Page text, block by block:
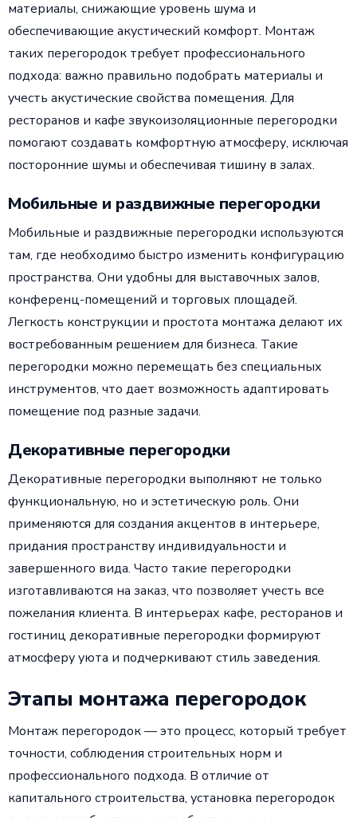
материалы, снижающие уровень шума и
обеспечивающие акустический комфорт. Монтаж
таких перегородок требует профессионального
подхода: важно правильно подобрать материалы и
учесть акустические свойства помещения. Для
ресторанов и кафе звукоизоляционные перегородки
помогают создавать комфортную атмосферу, исключая
посторонние шумы и обеспечивая тишину в залах.
Мобильные и раздвижные перегородки
Мобильные и раздвижные перегородки используются
там, где необходимо быстро изменить конфигурацию
пространства. Они удобны для выставочных залов,
конференц-помещений и торговых площадей.
Легкость конструкции и простота монтажа делают их
востребованным решением для бизнеса. Такие
перегородки можно перемещать без специальных
инструментов, что дает возможность адаптировать
помещение под разные задачи.
Декоративные перегородки
Декоративные перегородки выполняют не только
функциональную, но и эстетическую роль. Они
применяются для создания акцентов в интерьере,
придания пространству индивидуальности и
завершенного вида. Часто такие перегородки
изготавливаются на заказ, что позволяет учесть все
пожелания клиента. В интерьерах кафе, ресторанов и
гостиниц декоративные перегородки формируют
атмосферу уюта и подчеркивают стиль заведения.
Этапы монтажа перегородок
Монтаж перегородок — это процесс, который требует
точности, соблюдения строительных норм и
профессионального подхода. В отличие от
капитального строительства, установка перегородок